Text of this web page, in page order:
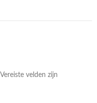
Vereiste velden zijn